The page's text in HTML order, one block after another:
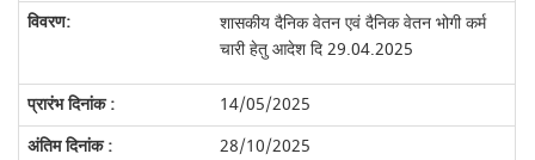
शासकीय दैनिक वेतन एवं दैनिक वेतन भोगी कर्म
चारी हेतु आदेश दि 29.04.2025
14/05/2025
28/10/2025